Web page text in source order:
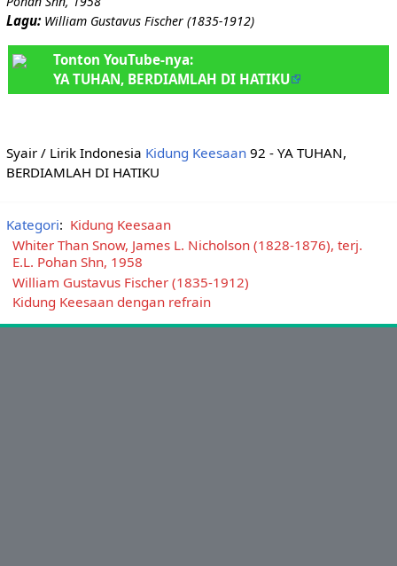
Lagu: William Gustavus Fischer (1835-1912)
Tonton YouTube-nya:
YA TUHAN, BERDIAMLAH DI HATIKU
Syair / Lirik Indonesia Kidung Keesaan92 - YA TUHAN,
BERDIAMLAH DI HATIKU
Kategori: Kidung Keesaan
Whiter Than Snow, James L. Nicholson (1828-1876), terj.
E.L. Pohan Shn, 1958
William Gustavus Fischer (1835-1912)
Kidung Keesaan dengan refrain